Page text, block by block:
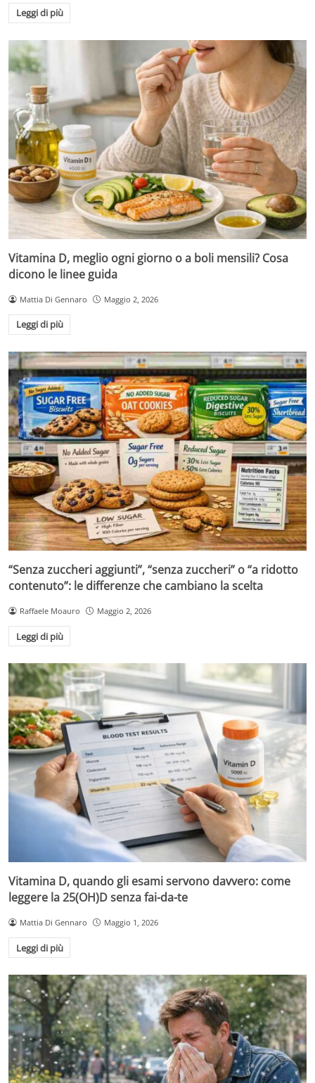
Leggi di più
Vitamina D, meglio ogni giorno o a boli mensili? Cosa
dicono le linee guida
Mattia Di Gennaro Maggio 2, 2026
Leggi di più
“Senza zuccheri aggiunti”, “senza zuccheri” o “a ridotto
contenuto”: le differenze che cambiano la scelta
Raffaele Moauro Maggio 2, 2026
Leggi di più
Vitamina D, quando gli esami servono davvero: come
leggere la 25(OH)D senza fai-da-te
Mattia Di Gennaro Maggio 1, 2026
Leggi di più